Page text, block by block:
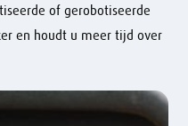
of gerobotiseerde
en houdt u meer tijd over